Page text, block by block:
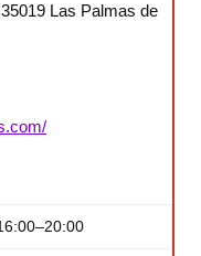
Las Palmas de